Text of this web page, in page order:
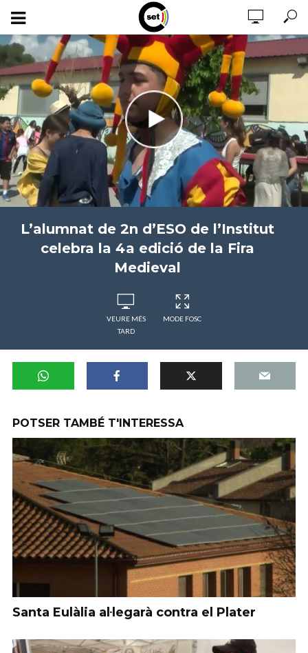
L’alumnat de 2n d’ESO de l’Institut
celebra la 4a edició de la Fira
Medieval
VEURE MÉS
TARD
MODE FOSC
POTSER TAMBÉ T'INTERESSA
Santa Eulàlia al·legarà contra el Plater